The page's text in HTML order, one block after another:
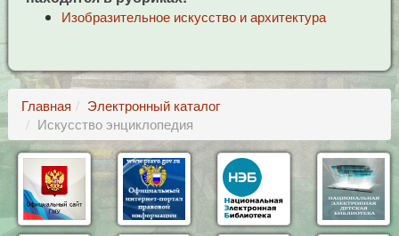
Изобразительное искусство и архитектура
Главная
Электронный каталог
Искусство энциклопедия